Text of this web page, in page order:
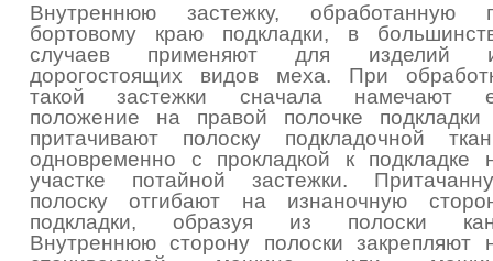
Внутреннюю застежку, обработанную
бортовому краю подкладки, в
случаев применяют для изделий
дорогостоящих видов меха. При
такой застежки сначала намечают
положение на правой полочке
притачивают полоску подкладочной
одновременно с прокладкой к подкладке
участке потайной застежки.
полоску отгибают на изнаночную
подкладки, образуя из полоски
Внутреннюю сторону полоски закрепляют